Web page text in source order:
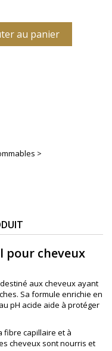
au panier
>
pour cheveux
aux cheveux ayant
Sa formule enrichie en
pH acide aide à protéger
fibre capillaire et à
cheveux sont nourris et